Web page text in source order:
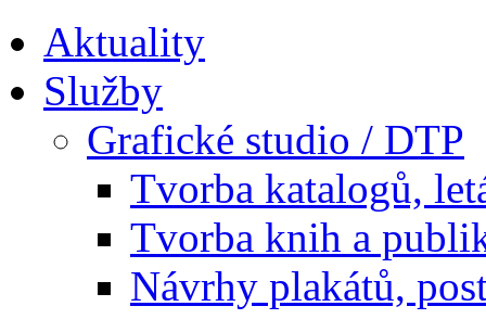
Aktuality
Služby
Grafické studio / DTP
Tvorba katalogů,
Tvorba knih a
Návrhy plakátů,